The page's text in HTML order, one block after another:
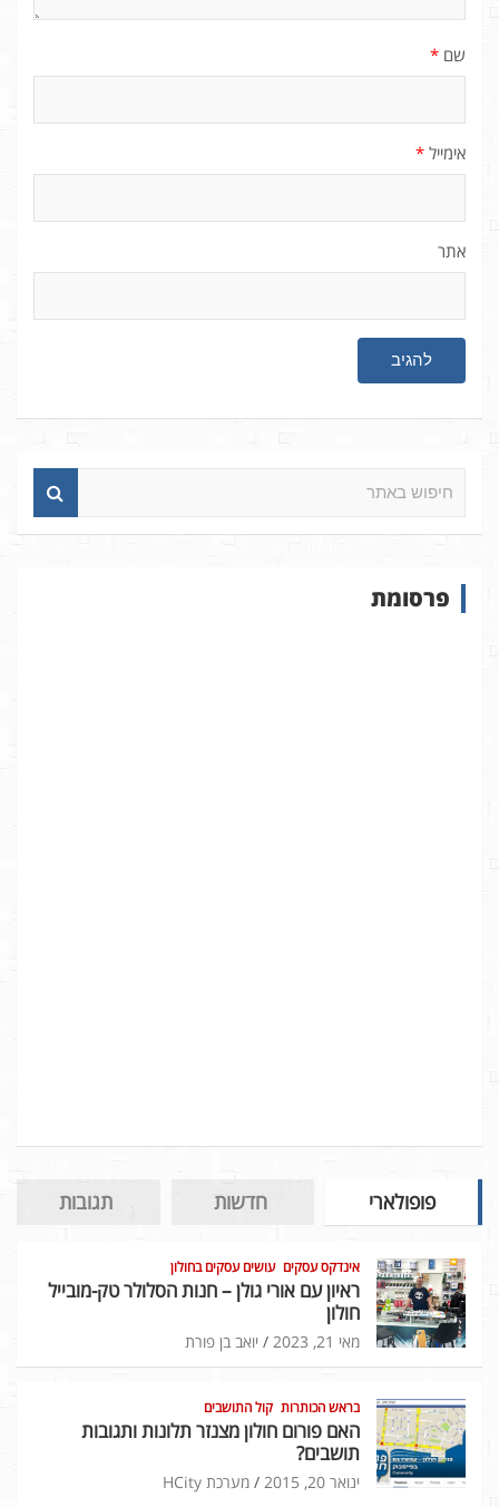
שם *
אימייל *
אתר
א
פרסומת
פופולארי חדשות תגובות
אינדקס עסקים עושים עסקים בחולון
ראיון עם אורי גולן – חנות הסלולר טק-מובייל
חולון
מאי 21, 2023 יואב בן פורת
בראש הכותרות קול התושבים
האם פורום חולון מצנזר תלונות ותגובות
תושבים?
ינואר 20, 2015 מערכת HCity